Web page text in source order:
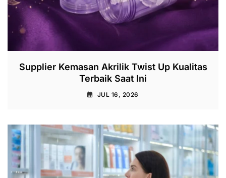
Supplier Kemasan Akrilik Twist Up Kualitas
Terbaik Saat Ini
JUL 16, 2026